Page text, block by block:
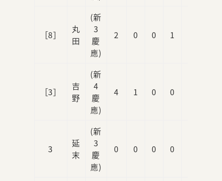
［8］
丸
田
(新
3
慶
應)
2 0 0 1
［3］
吉
野
(新
4
慶
應)
4 1 0 0
3
延
末
(新
3
慶
應)
0 0 0 0